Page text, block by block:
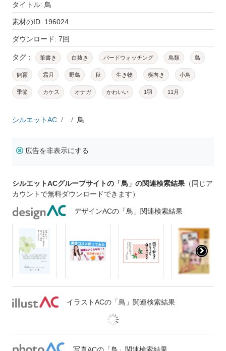
タイトル: 鳥
素材のID: 196024
ダウンロード: 7回
タグ： 筆書き 白抜き バードウォッチング 鳥類 鳥
飼育 霜月 野鳥 秋 生き物 横向き 小鳥
季節 カケス オナガ かわいい 1羽 11月
シルエットAC 鳥
広告を非表示にする
シルエットACグループサイトの「鳥」の関連検索結果 （同じア
カウントで無料ダウンロードできます）
デザインACの「鳥」関連検索結果
イラストACの「鳥」関連検索結果
写真ACの「鳥」関連検索結果